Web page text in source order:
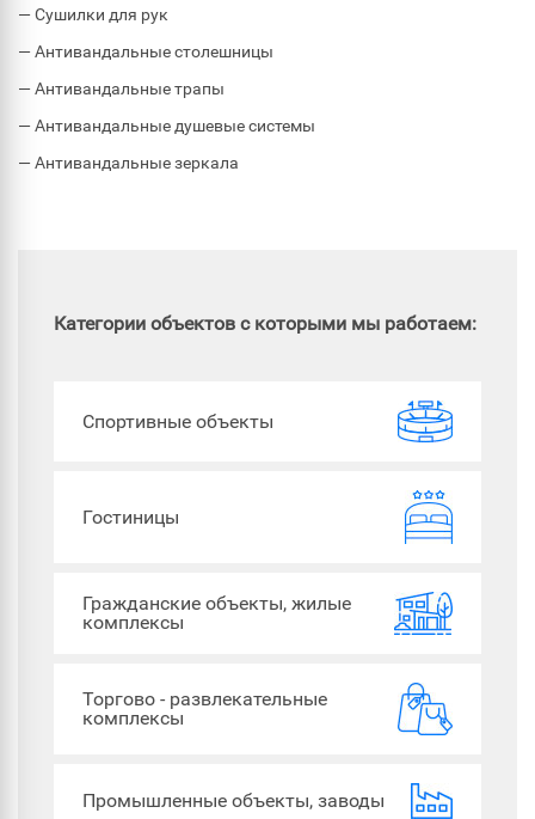
— Сушилки для рук
— Антивандальные столешницы
— Антивандальные трапы
— Антивандальные душевые системы
— Антивандальные зеркала
Категории объектов с которыми мы работаем:
Спортивные объекты
Гостиницы
Гражданские объекты, жилые
комплексы
Торгово - развлекательные
комплексы
Промышленные объекты, заводы